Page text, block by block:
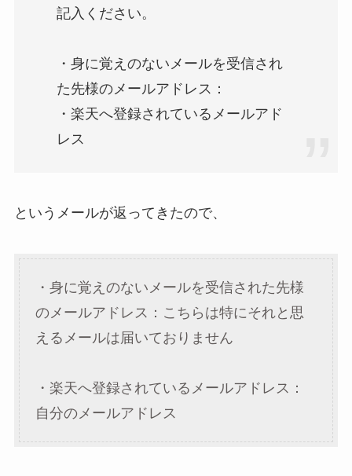
記入ください。
・身に覚えのないメールを受信され
た先様のメールアドレス：
・楽天へ登録されているメールアド
レス
というメールが返ってきたので、
・身に覚えのないメールを受信された先様
のメールアドレス：こちらは特にそれと思
えるメールは届いておりません
・楽天へ登録されているメールアドレス：
自分のメールアドレス